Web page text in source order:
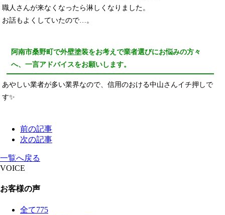
職人さんが来なくなったら淋しくなりました。
お話もよくしていたので…。
阿南市桑野町で外壁塗装をお考えで業者選びにお悩みの方々
へ、一言アドバイスをお願いします。
あやしい業者が多い業界なので、信用のおける中山さんイチ押しで
す✨
前の記事
次の記事
一覧へ戻る
VOICE
お客様の声
全て775